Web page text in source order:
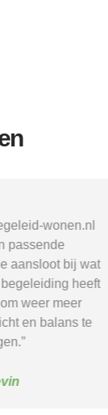
wonen.nl
passende
aansloot bij wat
heeft
weer meer
en balans te